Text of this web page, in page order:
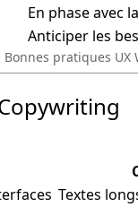
Bonnes pratiques UX
En phase avec
Anticiper les
Textes